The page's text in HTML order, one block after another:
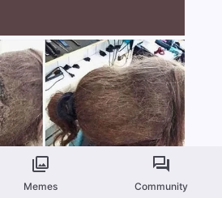
Memes Community